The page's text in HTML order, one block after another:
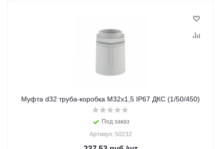
Муфта d32 труба-коробка М32х1,5 IP67 ДКС (1/50/450)
Под заказ
Артикул: 50232